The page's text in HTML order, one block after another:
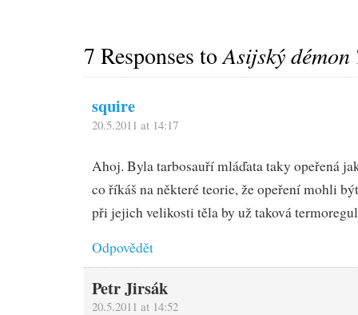
7 Responses toAsijský
squire
20.5.2011 at 14:17
Ahoj. Byla tarbosauří mláďata taky opeřená
co říkáš na některé teorie, že opeření mohli
při jejich velikosti těla by už taková
Odpovědět
Petr Jirsák
20.5.2011 at 14:52